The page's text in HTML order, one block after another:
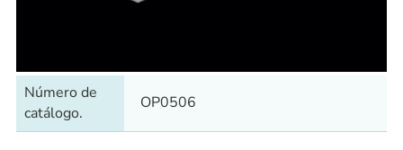
Número de
catálogo.
OP0506